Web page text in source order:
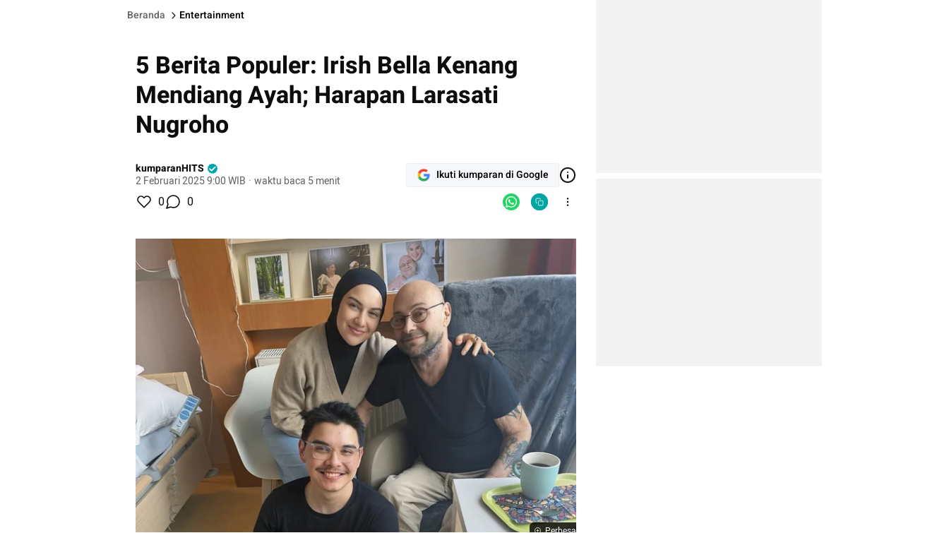
Beranda Entertainment
5 Berita Populer: Irish Bella Kenang
Mendiang Ayah; Harapan Larasati
Nugroho
kumparanHITS
2 Februari 2025 9:00 WIB · waktu baca 5 menit Ikuti kumparan di Google
0 0